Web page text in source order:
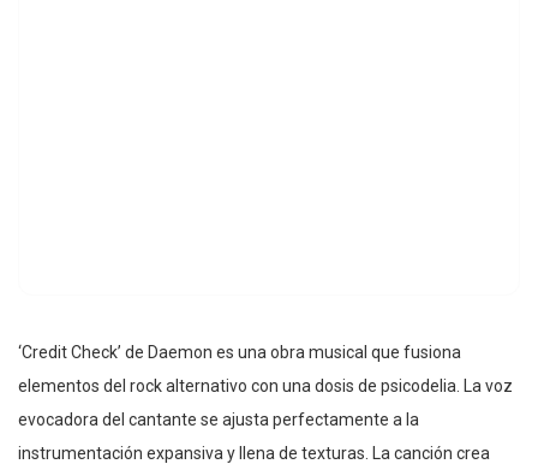
‘Credit Check’ de Daemon es una obra musical que fusiona
elementos del rock alternativo con una dosis de psicodelia. La voz
evocadora del cantante se ajusta perfectamente a la
instrumentación expansiva y llena de texturas. La canción crea